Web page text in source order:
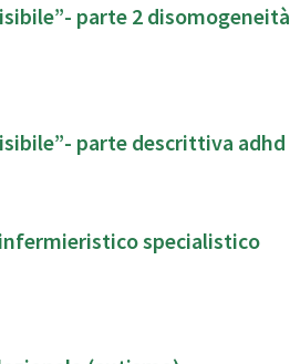
parte 2 disomogeneità
parte descrittiva adhd
specialistico